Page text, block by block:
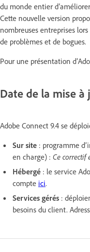
du monde entier
Cette nouvelle version
nombreuses entreprises
de problèmes et de bogues.
Pour une présentation
Date de la mise à
Adobe Connect 9.4 se
Sur site : programme
en charge) : Ce correctif
Hébergé : le service
compte ici.
Services gérés :
besoins du client.